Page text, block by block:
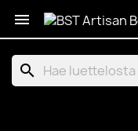

search